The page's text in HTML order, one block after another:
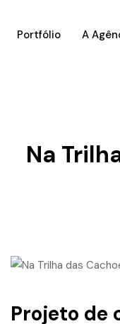
Portfólio A
Na
Projeto de